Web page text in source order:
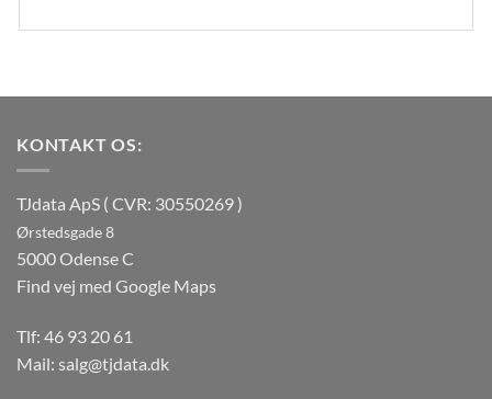
KONTAKT OS:
TJdata ApS ( CVR: 30550269 )
Ørstedsgade 8
5000 Odense C
Find vej med Google Maps
Tlf: 46 93 20 61
Mail: salg@tjdata.dk